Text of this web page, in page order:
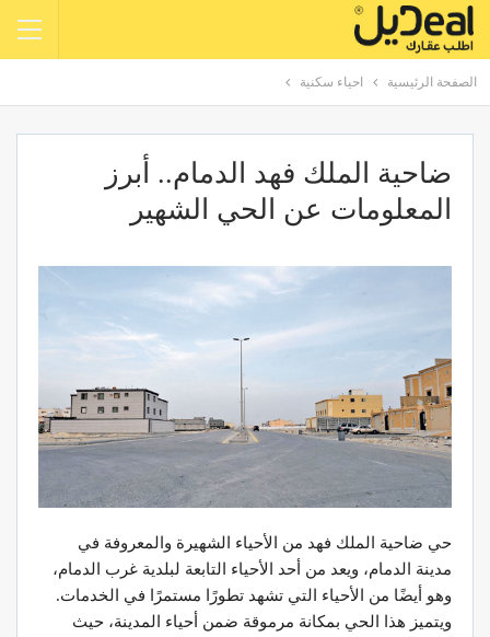
الصفحة الرئيسية احياء سكنية
ضاحية الملك فهد الدمام.. أبرز
المعلومات عن الحي الشهير
حي ضاحية الملك فهد من الأحياء الشهيرة والمعروفة في
مدينة الدمام، ويعد من أحد الأحياء التابعة لبلدية غرب الدمام،
وهو أيضًا من الأحياء التي تشهد تطورًا مستمرًا في الخدمات.
ويتميز هذا الحي بمكانة مرموقة ضمن أحياء المدينة، حيث